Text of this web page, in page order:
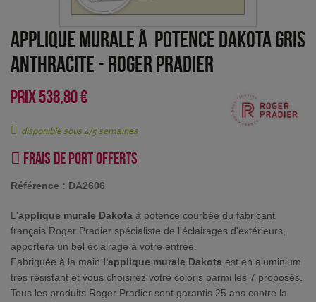
Applique murale Ã potence Dakota Gris
anthracite - Roger Pradier
PRIX538,80 €
disponible sous 4/5 semaines
Frais de port offerts
Référence : DA2606
L'applique murale Dakota à potence courbée du fabricant
français Roger Pradier spécialiste de l'éclairages d'extérieurs,
apportera un bel éclairage à votre entrée.
Fabriquée à la main l'applique murale Dakota est en aluminium
très résistant et vous choisirez votre coloris parmi les 7 proposés.
Tous les produits Roger Pradier sont garantis 25 ans contre la